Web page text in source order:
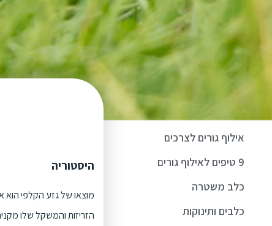
אילוף גורים לצרכים
9 טיפים לאילוף גורים
כלב משטרה
כלבים ותינוקות
היסטוריה
מוצאו של גזע הקלפי הוא
הזריזות והמשקל שלו